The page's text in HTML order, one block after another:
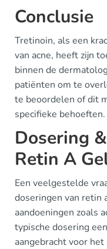
Conclusie
Tretinoin, als een
van acne, heeft zijn
binnen de
patiënten om te
te beoordelen of dit
specifieke behoeften.
Dosering
Retin A
Een veelgestelde
doseringen van retin
aandoeningen zoals
typische dosering
aangebracht voor